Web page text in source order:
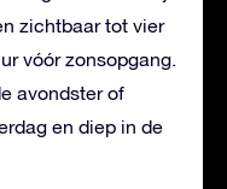
zichtbaar tot vier
vóór zonsopgang.
avondster of
en diep in de